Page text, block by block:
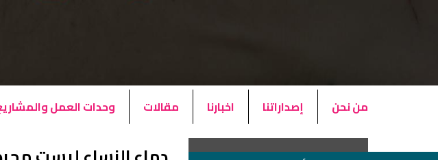
من نحن إصداراتنا اخبارنا مقالات وحدات العمل